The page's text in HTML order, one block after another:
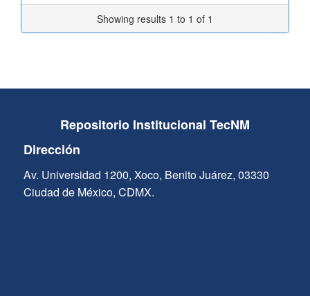
Showing results 1 to 1 of 1
Repositorio Institucional TecNM
Dirección
Av. Universidad 1200, Xoco, Benito Juárez, 03330
Ciudad de México, CDMX.